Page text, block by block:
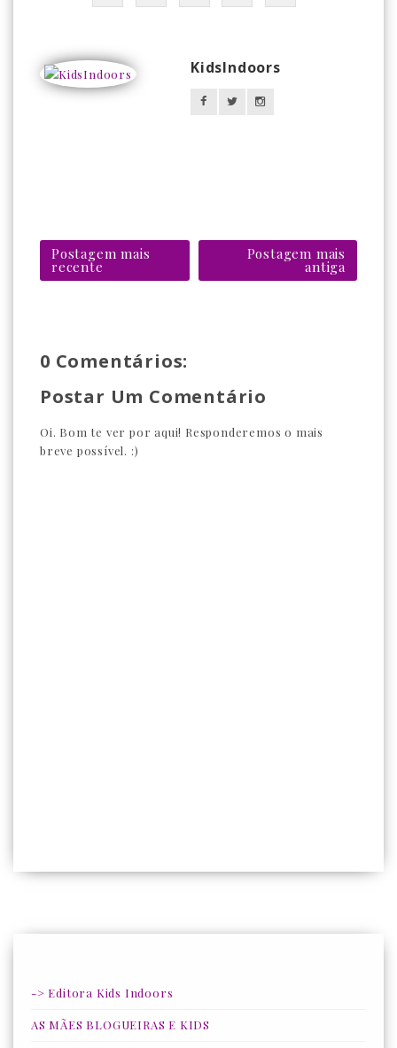
KidsIndoors
Postagem mais
recente
Postagem mais
antiga
0 Comentários:
Postar Um Comentário
Oi. Bom te ver por aqui! Responderemos o mais
breve possível. :)
-> Editora Kids Indoors
AS MÃES BLOGUEIRAS E KIDS